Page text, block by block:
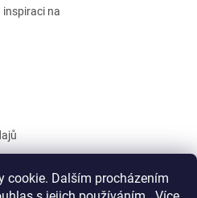
cookie. Dalším procházením
inspiraci na